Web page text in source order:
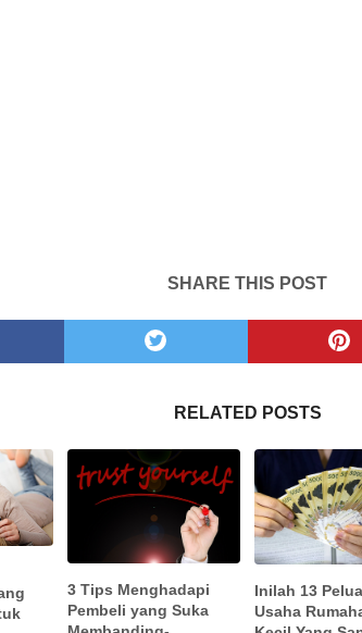
SHARE THIS POST
RELATED POSTS
3 Tips Menghadapi
Pembeli yang Suka
Inilah 13
Usaha